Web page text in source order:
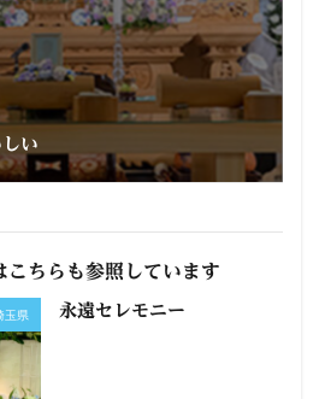
い
こちらも参照しています
県 永遠セレモニー